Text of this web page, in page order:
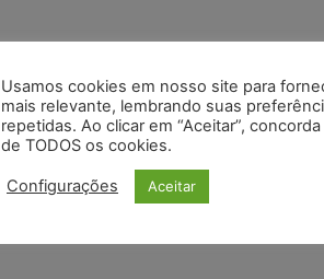
Usamos cookies em nosso site para
mais relevante, lembrando suas
repetidas. Ao clicar em “Aceitar”,
de TODOS os cookies.
Configurações Aceitar